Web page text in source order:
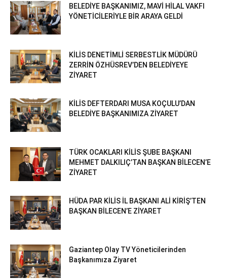
BELEDİYE BAŞKANIMIZ, MAVİ HİLAL VAKFI
YÖNETİCİLERİYLE BİR ARAYA GELDİ
KİLİS DENETİMLİ SERBESTLİK MÜDÜRÜ
ZERRİN ÖZHÜSREV’DEN BELEDİYEYE
ZİYARET
KİLİS DEFTERDARI MUSA KOÇULU’DAN
BELEDİYE BAŞKANIMIZA ZİYARET
TÜRK OCAKLARI KİLİS ŞUBE BAŞKANI
MEHMET DALKILIÇ’TAN BAŞKAN BİLECEN’E
ZİYARET
HÜDA PAR KİLİS İL BAŞKANI ALİ KİRİŞ’TEN
BAŞKAN BİLECEN’E ZİYARET
Gaziantep Olay TV Yöneticilerinden
Başkanımıza Ziyaret